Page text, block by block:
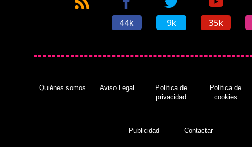
44k 9k 35k
Quiénes somos Aviso Legal
Política de
privacidad
Política de
cookies
Publicidad Contactar